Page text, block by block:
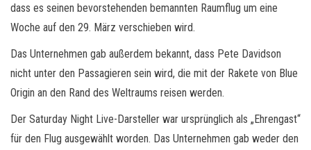
dass es seinen bevorstehenden bemannten Raumflug um eine
Woche auf den 29. März verschieben wird.
Das Unternehmen gab außerdem bekannt, dass Pete Davidson
nicht unter den Passagieren sein wird, die mit der Rakete von Blue
Origin an den Rand des Weltraums reisen werden.
Der Saturday Night Live-Darsteller war ursprünglich als „Ehrengast“
für den Flug ausgewählt worden. Das Unternehmen gab weder den